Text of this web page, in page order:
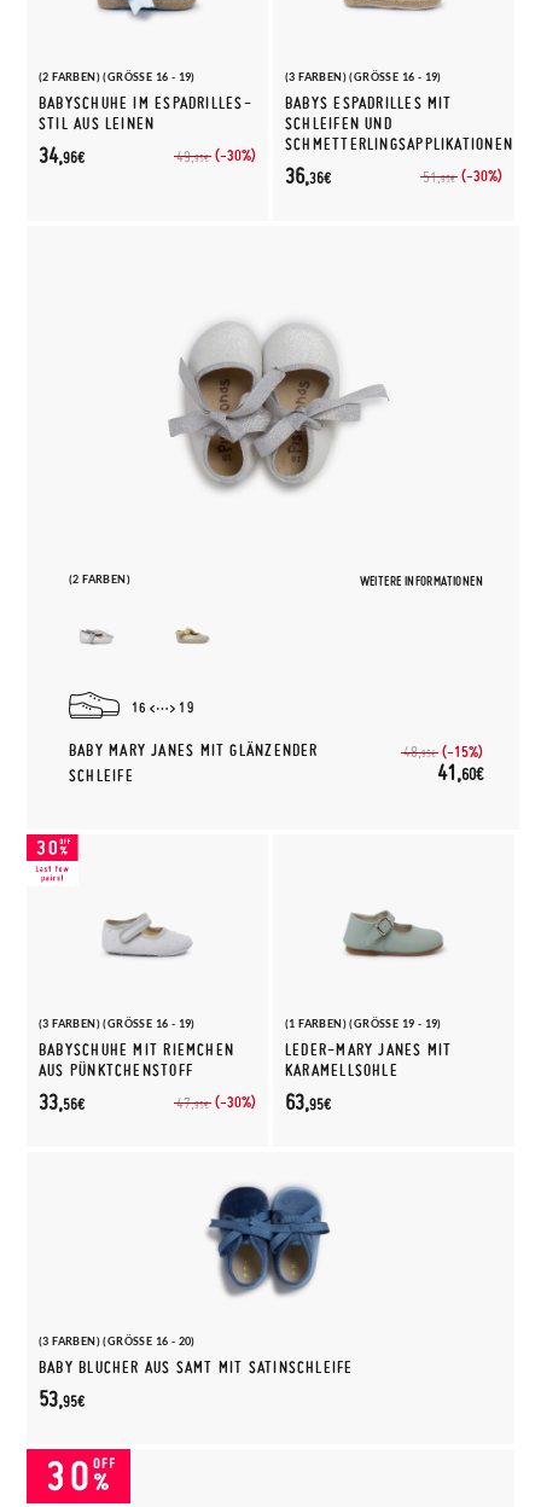
(2 FARBEN) (GRÖSSE 16 - 19)
BABYSCHUHE IM ESPADRILLES-
STIL AUS LEINEN
49,95€ (-30%)
34,96€
(3 FARBEN) (GRÖSSE 16 - 19)
BABYS ESPADRILLES MIT
SCHLEIFEN UND
SCHMETTERLINGSAPPLIKATIONEN
51,95€ (-30%)
36,36€
(2 FARBEN) WEITERE INFORMATIONEN
16 19
BABY MARY JANES MIT GLÄNZENDER
SCHLEIFE
48,95€ (-15%)
41,60€
(3 FARBEN) (GRÖSSE 16 - 19)
BABYSCHUHE MIT RIEMCHEN
AUS PÜNKTCHENSTOFF
47,95€ (-30%)
33,56€
(1 FARBEN) (GRÖSSE 19 - 19)
LEDER-MARY JANES MIT
KARAMELLSOHLE
63,95€
(3 FARBEN) (GRÖSSE 16 - 20)
BABY BLUCHER AUS SAMT MIT SATINSCHLEIFE
53,95€